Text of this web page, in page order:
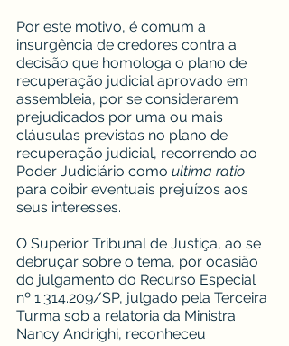
Por este motivo, é comum a
insurgência de credores contra a
decisão que homologa o plano de
recuperação judicial aprovado em
assembleia, por se considerarem
prejudicados por uma ou mais
cláusulas previstas no plano de
recuperação judicial, recorrendo ao
Poder Judiciário como ultima ratio
para coibir eventuais prejuízos aos
seus interesses.
O Superior Tribunal de Justiça, ao se
debruçar sobre o tema, por ocasião
do julgamento do Recurso Especial
nº 1.314.209/SP, julgado pela Terceira
Turma sob a relatoria da Ministra
Nancy Andrighi, reconheceu